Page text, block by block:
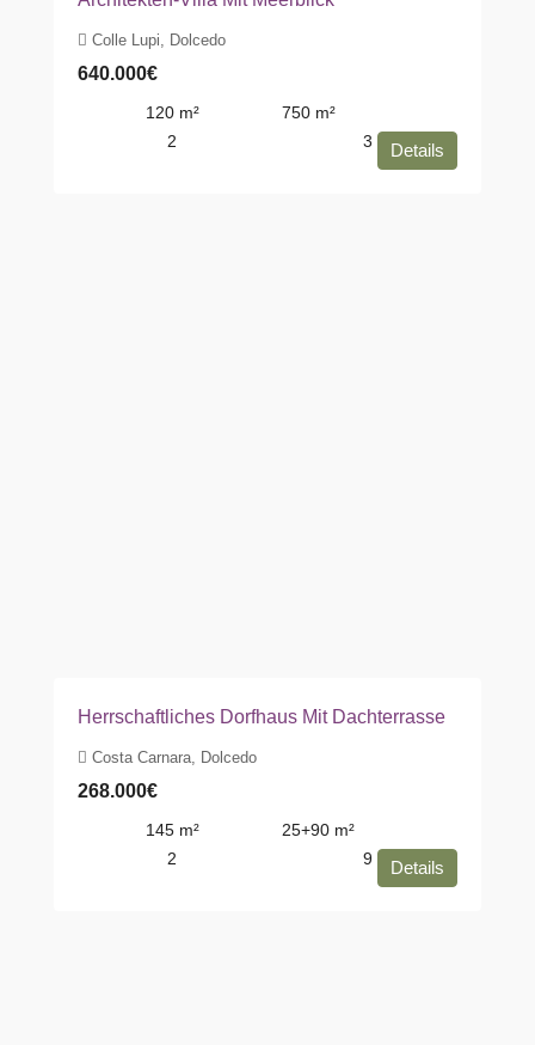
Colle Lupi, Dolcedo
640.000€
120 m² 750 m²
2
3 Details
Herrschaftliches Dorfhaus Mit Dachterrasse
Costa Carnara, Dolcedo
268.000€
145 m² 25+90 m²
2
9 Details